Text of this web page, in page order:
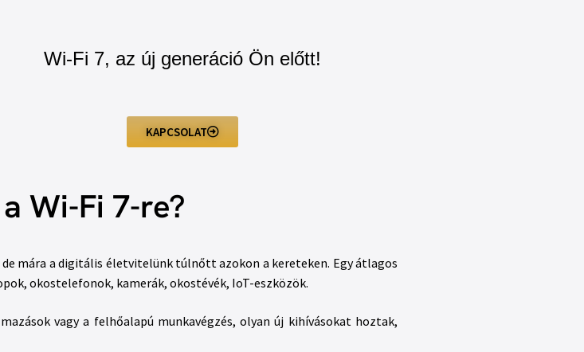
Wi-Fi 7, az új generáció Ön előtt!
KAPCSOLAT
Wi-Fi 7-re?
de mára a digitális életvitelünk túlnőtt azokon a kereteken. Egy átlagos
okostelefonok, kamerák, okostévék, IoT-eszközök.
vagy a felhőalapú munkavégzés, olyan új kihívásokat hoztak,